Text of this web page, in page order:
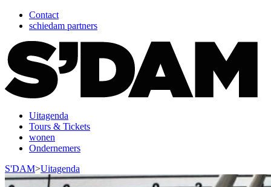
Contact
schiedam partners
Uitagenda
Tours & Tickets
wonen
Ondernemers
S'DAM>Uitagenda